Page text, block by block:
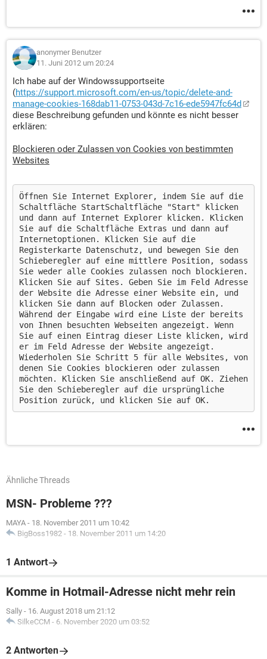
anonymer Benutzer
11. Juni 2012 um 20:24
Ich habe auf der Windowssupportseite
(https://support.microsoft.com/en-us/topic/delete-and-
manage-cookies-168dab11-0753-043d-7c16-ede5947fc64d
diese Beschreibung gefunden und könnte es nicht besser
erklären:
Blockieren oder Zulassen von Cookies von bestimmten
Websites
Öffnen Sie Internet Explorer, indem Sie auf die
Schaltfläche StartSchaltfläche "Start" klicken
und dann auf Internet Explorer klicken. Klicken
Sie auf die Schaltfläche Extras und dann auf
Internetoptionen. Klicken Sie auf die
Registerkarte Datenschutz, und bewegen Sie den
Schieberegler auf eine mittlere Position, sodass
Sie weder alle Cookies zulassen noch blockieren.
Klicken Sie auf Sites. Geben Sie im Feld Adresse
der Website die Adresse einer Website ein, und
klicken Sie dann auf Blocken oder Zulassen.
Während der Eingabe wird eine Liste der bereits
von Ihnen besuchten Webseiten angezeigt. Wenn
Sie auf einen Eintrag dieser Liste klicken, wird
er im Feld Adresse der Website angezeigt.
Wiederholen Sie Schritt 5 für alle Websites, von
denen Sie Cookies blockieren oder zulassen
möchten. Klicken Sie anschließend auf OK. Ziehen
Sie den Schieberegler auf die ursprüngliche
Position zurück, und klicken Sie auf OK.
Ähnliche Threads
MSN- Probleme ???
MAYA - 18. November 2011 um 10:42
BigBoss1982 - 18. November 2011 um 14:20
1 Antwort
Komme in Hotmail-Adresse nicht mehr rein
Sally - 16. August 2018 um 21:12
SilkeCCM - 6. November 2020 um 03:52
2 Antworten